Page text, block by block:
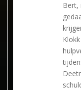
Bert,